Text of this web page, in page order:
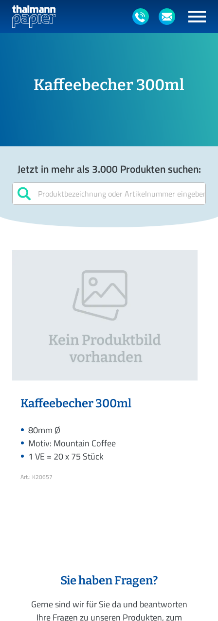
Kaffeebecher 300ml
Jetzt in mehr als 3.000 Produkten suchen:
Kaffeebecher 300ml
80mm Ø
Motiv: Mountain Coffee
1 VE = 20 x 75 Stück
Art.: K20657
Sie haben Fragen?
Gerne sind wir für Sie da und beantworten
Ihre Fragen zu unseren Produkten, zum